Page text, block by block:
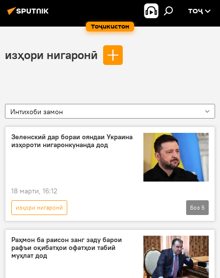
Тоҷикистон
ТОҶ
изҳори нигаронӣ
Интихоби замон
Зеленский дар бораи ояндаи Украина
изҳороти нигаронкунанда дод
18 марти, 16:12
изҳори нигаронӣ
Амалиёти вижаи Русия барои ҳимояи Донбасс: охирин хабарҳо
Украина
Владимир Зеленский
изҳорот
Сиёсат
Боз 5
Раҳмон ба раисон занг заду барои
рафъи оқибатҳои офатҳои табиӣ
муҳлат дод